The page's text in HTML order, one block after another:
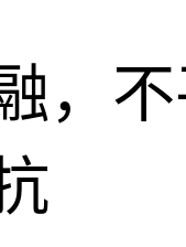
，不